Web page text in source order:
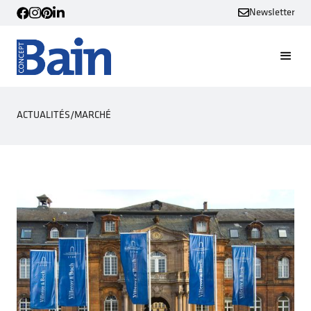
Newsletter
ACTUALITÉS/MARCHÉ